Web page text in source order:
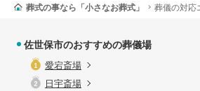
葬式の事なら「小さなお葬式」 葬儀の対応
佐世保市のおすすめの葬儀場
愛宕斎場
日宇斎場